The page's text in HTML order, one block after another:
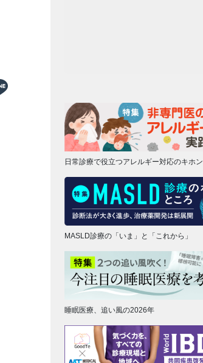
日常診療で役立つアレルギー対応のキホン
MASLD診療の「いま」と「これから」
睡眠医療、追い風の2026年